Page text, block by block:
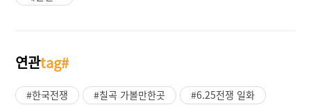
연관tag#
#한국전쟁 #칠곡 가볼만한곳 #6.25전쟁 일화